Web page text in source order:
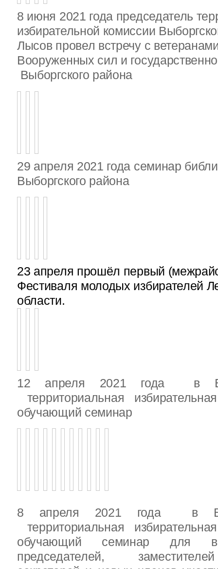
8 июня 2021 года председатель
избирательной комиссии
Лысов провел встречу с
Вооруженных сил и
Выборгского района
29 апреля 2021 года семинар
Выборгского района
23 апреля прошёл первый
Фестиваля молодых избирателей
области.
12 апреля 2021 года в
территориальная
обучающий семинар
8 апреля 2021 года в
территориальная
обучающий семинар для
председателей,